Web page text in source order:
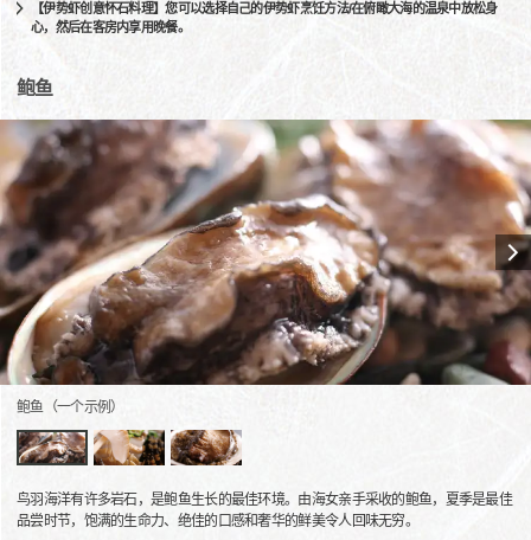
【伊势虾创意怀石料理】您可以选择自己的伊势虾烹饪方法/在俯瞰大海的温泉中放松身
心，然后在客房内享用晚餐。
鲍鱼
鲍鱼（一个示例）
鸟羽海洋有许多岩石，是鲍鱼生长的最佳环境。由海女亲手采收的鲍鱼，夏季是最佳
品尝时节，饱满的生命力、绝佳的口感和奢华的鲜美令人回味无穷。